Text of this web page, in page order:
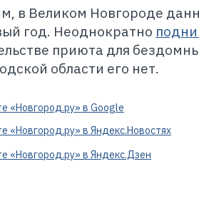
в Великом Новгороде
год. Неоднократно
приюта для
области его нет.
«Новгород.ру» в Google
«Новгород.ру» в Яндекс.Новостях
«Новгород.ру» в Яндекс.Дзен